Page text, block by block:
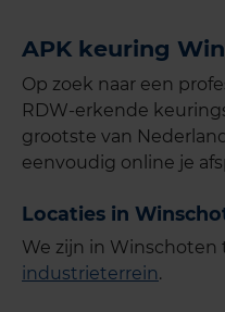
APK keuring
Op zoek naar een
RDW-erkende
grootste van
eenvoudig online je
Locaties in
We zijn in
industrieterrein.